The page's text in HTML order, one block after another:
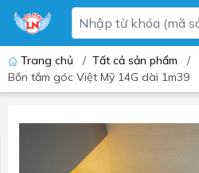
Trang chủ / Tất cả sản phẩm
/
Bồn tắm góc Việt Mỹ 14G dài 1m39